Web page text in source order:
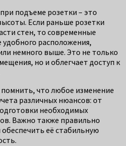
подъеме розетки – это
Если раньше розетки
стен, то современные
расположения,
немного выше. Это не только
но и облегчает доступ к
что любое изменение
различных нюансов: от
необходимых
Важно также правильно
её стабильную